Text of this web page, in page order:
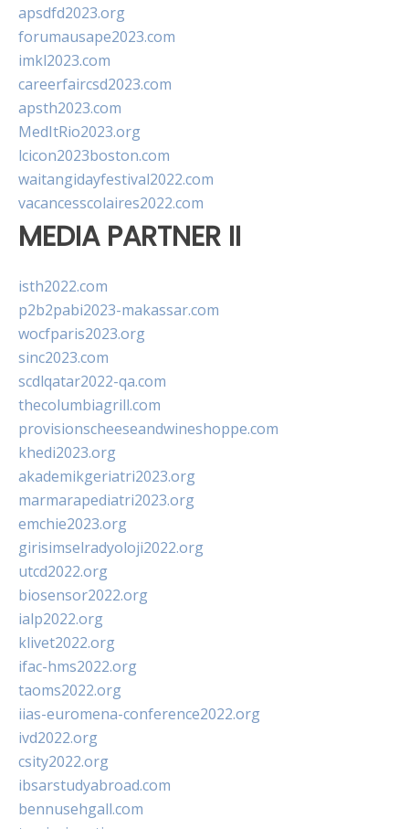
apsdfd2023.org
forumausape2023.com
imkl2023.com
careerfaircsd2023.com
apsth2023.com
MedItRio2023.org
lcicon2023boston.com
waitangidayfestival2022.com
vacancesscolaires2022.com
MEDIA PARTNER II
isth2022.com
p2b2pabi2023-makassar.com
wocfparis2023.org
sinc2023.com
scdlqatar2022-qa.com
thecolumbiagrill.com
provisionscheeseandwineshoppe.com
khedi2023.org
akademikgeriatri2023.org
marmarapediatri2023.org
emchie2023.org
girisimselradyoloji2022.org
utcd2022.org
biosensor2022.org
ialp2022.org
klivet2022.org
ifac-hms2022.org
taoms2022.org
iias-euromena-conference2022.org
ivd2022.org
csity2022.org
ibsarstudyabroad.com
bennusehgall.com